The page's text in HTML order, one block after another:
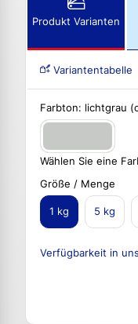
Produkt Varianten
Variantentabelle
Farbton: lichtgrau
Wählen Sie eine
Größe / Menge
1 kg 5 kg
Verfügbarkeit in